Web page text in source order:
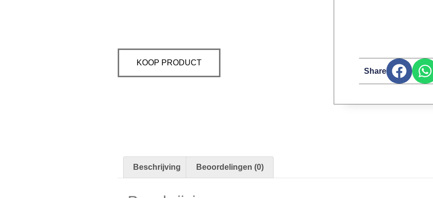
KOOP PRODUCT
Share
Beschrijving Beoordelingen (0)